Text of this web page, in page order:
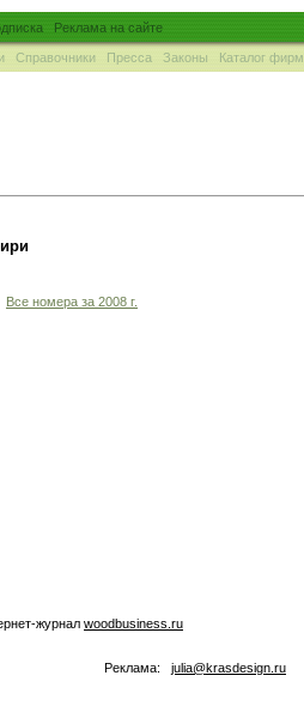
Реклама на сайте
Справочники Пресса Законы Каталог фирм
Все номера за 2008 г.
журнал woodbusiness.ru
Реклама: julia@krasdesign.ru